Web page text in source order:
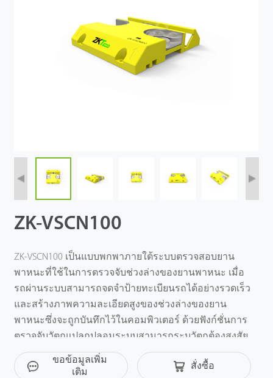
ZK-VSCN100
ZK-VSCN100 เป็นแบบพกพาภายใต้ระบบตรวจสอบยาน
พาหนะที่ใช้ในการตรวจจับช่วงล่างของยานพาหนะ เมื่อ
รถผ่านระบบสามารถจดจําป้ายทะเบียนรถได้อย่างรวดเร็ว
และสร้างภาพความละเอียดสูงของช่วงล่างของยาน
พาหนะซึ่งจะถูกบันทึกไว้ในคอมพิวเตอร์ ด้วยฟังก์ชั่นการ
ตรวจจับวัตถุแปลกปลอมระบบสามารถระบุวัตถุต้องสงสัย
ที่ติดอยู่ที่ด้านล่างของยานพาหนะได้อย่างรวดเร็วและ
แม่นยํา ZK-VSCN100 สามารถติดตั้งหรือถอดประกอบได้
ขอข้อมูลเพิ่ม
เติม
สั่งซื้อ